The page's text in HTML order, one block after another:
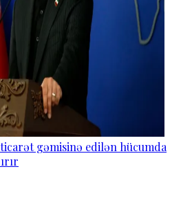
gəmisinə edilən hücumda